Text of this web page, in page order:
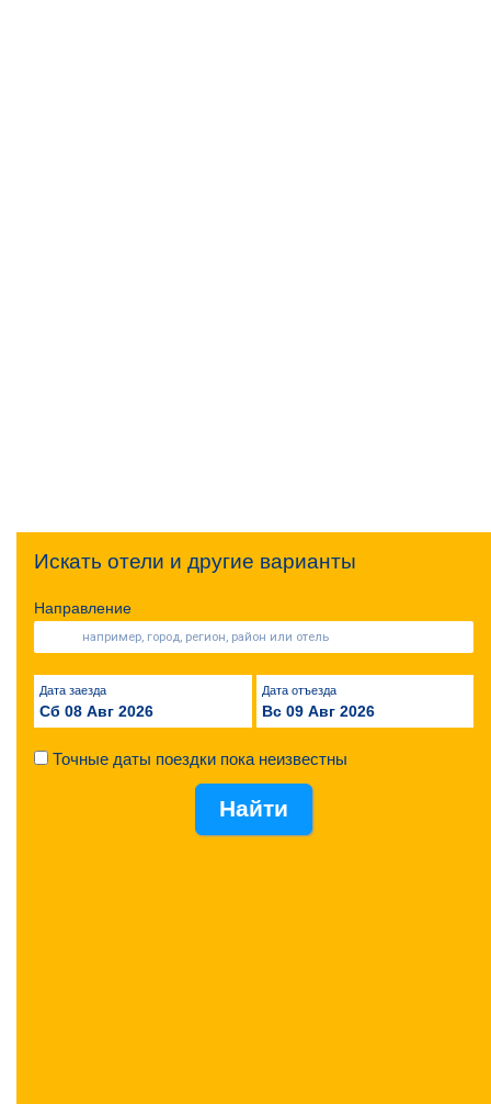
Искать отели и другие варианты
Направление
Дата заезда
Сб 08 Авг 2026
Дата отъезда
Вс 09 Авг 2026
Точные даты поездки пока неизвестны